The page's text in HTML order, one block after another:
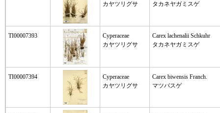
カヤツリグサ
タカネヤガミスゲ
TI00007393
Cyperaceae
カヤツリグサ
Carex lachenalii Schkuhr
タカネヤガミスゲ
TI00007394
Cyperaceae
カヤツリグサ
Carex biwensis Franch.
マツバスゲ